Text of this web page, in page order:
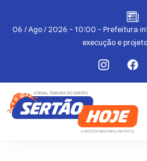
06 / Ago / 2026 - 10:00 - Prefeitura
execução e